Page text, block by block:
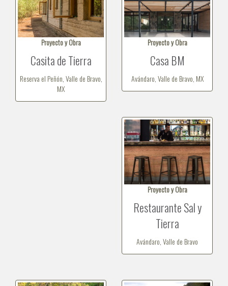
Proyecto y Obra
Casita de Tierra
Reserva el Peñón, Valle de Bravo,
MX
Proyecto y Obra
Casa BM
Avándaro, Valle de Bravo, MX
Proyecto y Obra
Restaurante Sal y
Tierra
Avándaro, Valle de Bravo